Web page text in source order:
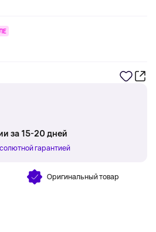
за 15-20 дней
гарантией
Оригинальный товар